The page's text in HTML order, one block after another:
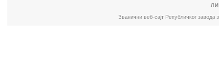
Званични веб-сајт Републичког